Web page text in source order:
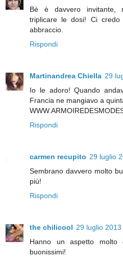
Bè è davvero invitante,
triplicare le dosi! Ci
abbraccio.
Rispondi
Martinandrea Chiella 29
Io le adoro! Quando
Francia ne mangiavo a
Rispondi
carmen recupito 29 luglio
Sembrano davvero molto
più!
Rispondi
the chilicool 29 luglio
Hanno un aspetto molto
buonissimi!